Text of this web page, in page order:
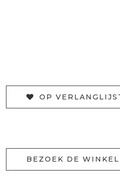
OP
BEZOEK DE WINKEL